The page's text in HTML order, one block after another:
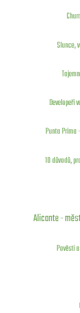
Slunce,
Developeři
Punta Prima
10 důvodů,
Alicante -
Pověsti